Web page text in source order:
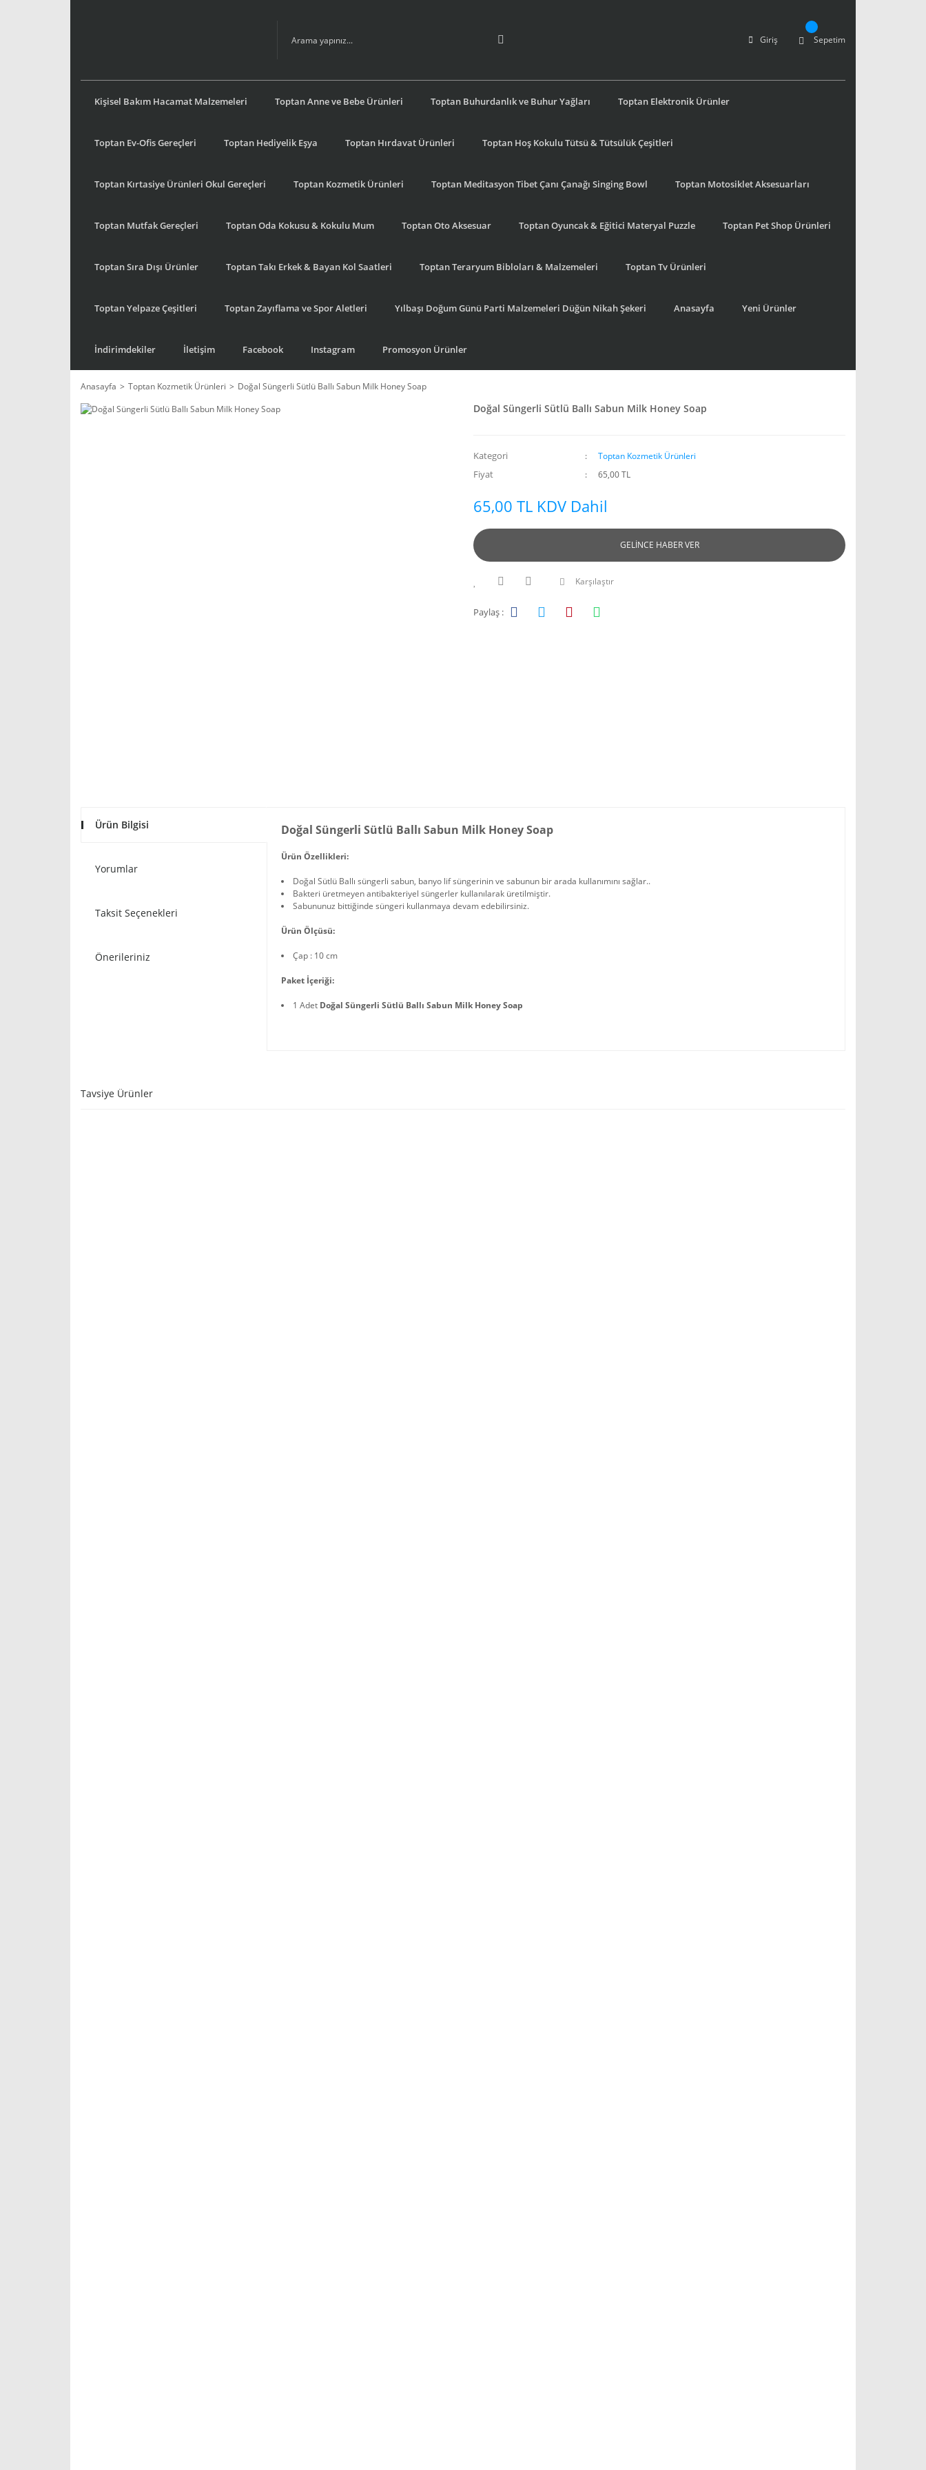
Giriş Sepetim
Kişisel Bakım Hacamat Malzemeleri Toptan Anne ve Bebe Ürünleri Toptan Buhurdanlık ve Buhur Yağları Toptan Elektronik Ürünler
Toptan Ev-Ofis Gereçleri Toptan Hediyelik Eşya Toptan Hırdavat Ürünleri Toptan Hoş Kokulu Tütsü & Tütsülük Çeşitleri
Toptan Kırtasiye Ürünleri Okul Gereçleri Toptan Kozmetik Ürünleri Toptan Meditasyon Tibet Çanı Çanağı Singing Bowl Toptan Motosiklet Aksesuarları
Toptan Mutfak Gereçleri Toptan Oda Kokusu & Kokulu Mum Toptan Oto Aksesuar Toptan Oyuncak & Eğitici Materyal Puzzle Toptan Pet Shop Ürünleri
Toptan Sıra Dışı Ürünler Toptan Takı Erkek & Bayan Kol Saatleri Toptan Teraryum Bibloları & Malzemeleri Toptan Tv Ürünleri
Toptan Yelpaze Çeşitleri Toptan Zayıflama ve Spor Aletleri Yılbaşı Doğum Günü Parti Malzemeleri Düğün Nikah Şekeri Anasayfa Yeni Ürünler
İndirimdekiler İletişim Facebook Instagram Promosyon Ürünler
Anasayfa Toptan Kozmetik Ürünleri Doğal Süngerli Sütlü Ballı Sabun Milk Honey Soap
Doğal Süngerli Sütlü Ballı Sabun Milk Honey Soap
Kategori Toptan Kozmetik Ürünleri
Fiyat 65,00 TL
65,00 TL KDV Dahil
GELİNCE HABER VER
Karşılaştır
Paylaş :
Ürün Bilgisi
Yorumlar
Taksit Seçenekleri
Önerileriniz
Doğal Süngerli Sütlü Ballı Sabun Milk Honey Soap
Ürün Özellikleri:
Doğal Sütlü Ballı süngerli sabun, banyo lif süngerinin ve sabunun bir arada kullanımını sağlar..
Bakteri üretmeyen antibakteriyel süngerler kullanılarak üretilmiştir.
Sabununuz bittiğinde süngeri kullanmaya devam edebilirsiniz.
Ürün Ölçüsü:
Çap : 10 cm
Paket İçeriği:
1 Adet Doğal Süngerli Sütlü Ballı Sabun Milk Honey Soap
Tavsiye Ürünler